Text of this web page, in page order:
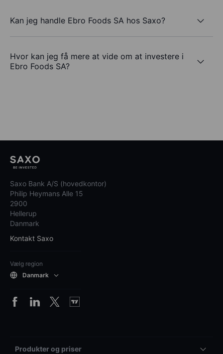
Kan jeg handle Ebro Foods SA hos Saxo?
Hvor kan jeg få mere at vide om at investere i
Ebro Foods SA?
Saxo Bank A/S (hovedkontor)
Philip Heymans Alle 15
2900
Hellerup
Danmark
Kontakt Saxo
Vælg region
Danmark
Produkter og priser